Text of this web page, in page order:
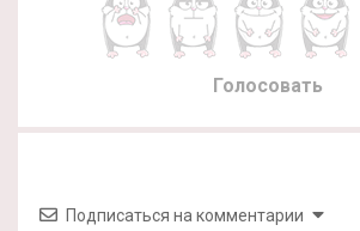
Голосовать
Подписаться на комментарии